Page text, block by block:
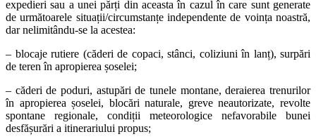
expedieri sau a unei părți din aceasta în cazul în care sunt generate
de următoarele situații/circumstanțe independente de voința noastră,
dar nelimitându-se la acestea:
– blocaje rutiere (căderi de copaci, stânci, coliziuni în lanț), surpări
de teren în apropierea șoselei;
– căderi de poduri, astupări de tunele montane, deraierea trenurilor
în apropierea șoselei, blocări naturale, greve neautorizate, revolte
spontane regionale, condiții meteorologice nefavorabile bunei
desfășurări a itinerariului propus;